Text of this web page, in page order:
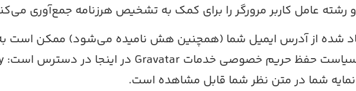
نمایه شما در متن نظر شما قابل مشاهده است.